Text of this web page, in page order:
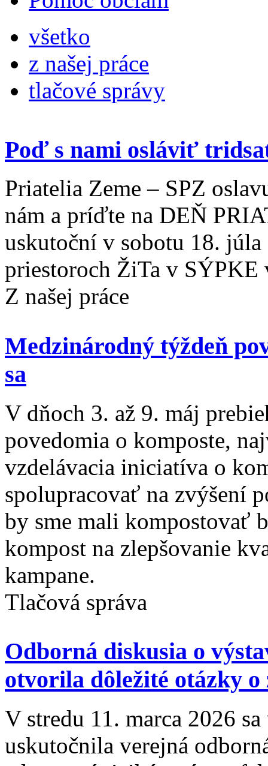
všetko
z našej práce
tlačové správy
Poď s nami osláviť
Priatelia Zeme – SPZ
nám a príďte na DEŇ
uskutoční v sobotu 18.
priestoroch ŽiTa v
Z našej práce
Medzinárodný týždeň
sa
V dňoch 3. až 9. máj
povedomia o komposte,
vzdelávacia iniciatíva o
spolupracovať na zvýšení
by sme mali kompostovať
kompost na zlepšovanie
kampane.
Tlačová správa
Odborná diskusia o
otvorila dôležité otázky
V stredu 11. marca 2026
uskutočnila verejná